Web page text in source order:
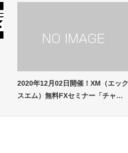
2020年12月02日開催！XM（エック
スエム）無料FXセミナー「チャ…